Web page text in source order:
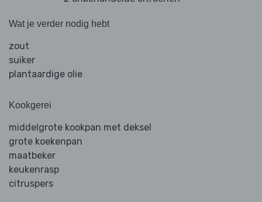
Wat je verder nodig hebt
zout
suiker
plantaardige olie
Kookgerei
middelgrote kookpan met deksel
grote koekenpan
maatbeker
keukenrasp
citruspers